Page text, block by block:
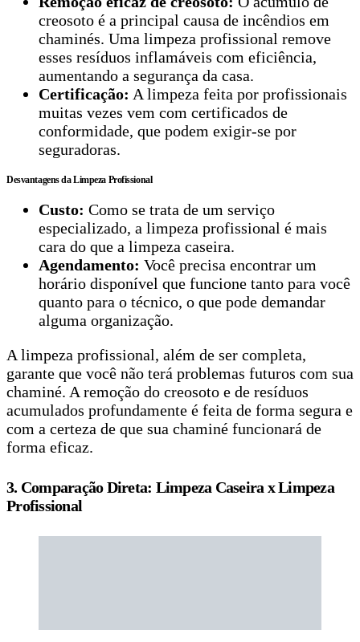
creosoto é a principal causa de incêndios em
chaminés. Uma limpeza profissional remove
esses resíduos inflamáveis com eficiência,
aumentando a segurança da casa.
Certificação: A limpeza feita por profissionais
muitas vezes vem com certificados de
conformidade, que podem exigir-se por
seguradoras.
Desvantagens da Limpeza Profissional
Custo: Como se trata de um serviço
especializado, a limpeza profissional é mais
cara do que a limpeza caseira.
Agendamento: Você precisa encontrar um
horário disponível que funcione tanto para você
quanto para o técnico, o que pode demandar
alguma organização.
A limpeza profissional, além de ser completa,
garante que você não terá problemas futuros com sua
chaminé. A remoção do creosoto e de resíduos
acumulados profundamente é feita de forma segura e
com a certeza de que sua chaminé funcionará de
forma eficaz.
3. Comparação Direta: Limpeza Caseira x Limpeza
Profissional